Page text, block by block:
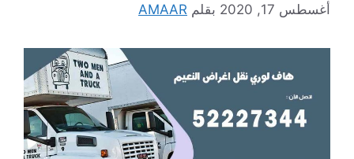
أغسطس 17, 2020 بقلم AMAAR